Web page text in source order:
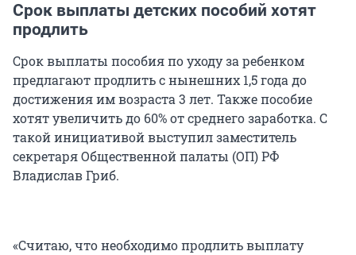
Срок выплаты детских пособий хотят
продлить
Срок выплаты пособия по уходу за ребенком
предлагают продлить с нынешних 1,5 года до
достижения им возраста 3 лет. Также пособие
хотят увеличить до 60% от среднего заработка. С
такой инициативой выступил заместитель
секретаря Общественной палаты (ОП) РФ
Владислав Гриб.
«Считаю, что необходимо продлить выплату